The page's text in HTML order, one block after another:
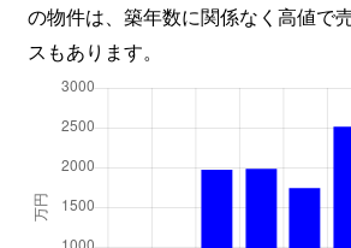
の物件は、築年数に関係なく高値で
スもあります。